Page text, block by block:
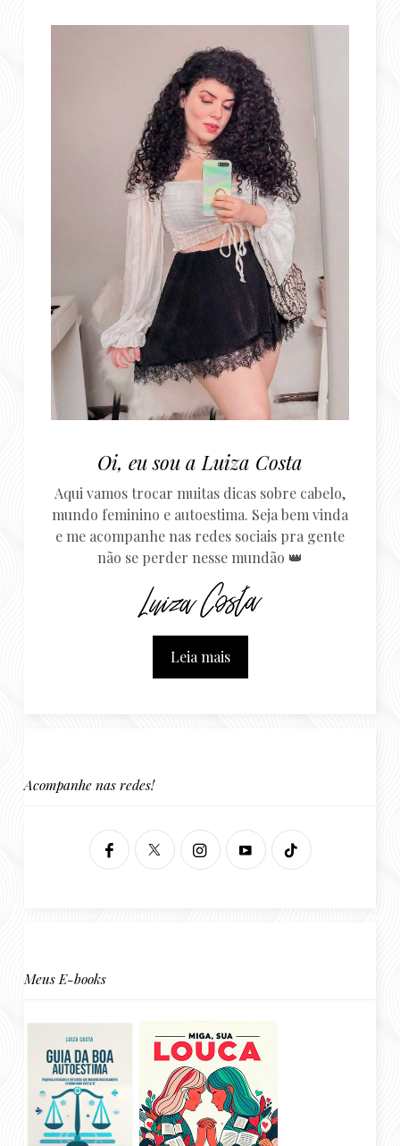
Oi, eu sou a Luiza Costa
Aqui vamos trocar muitas dicas sobre cabelo,
mundo feminino e autoestima. Seja bem vinda
e me acompanhe nas redes sociais pra gente
não se perder nesse mundão 👑
Leia mais
Acompanhe nas redes!
Meus E-books